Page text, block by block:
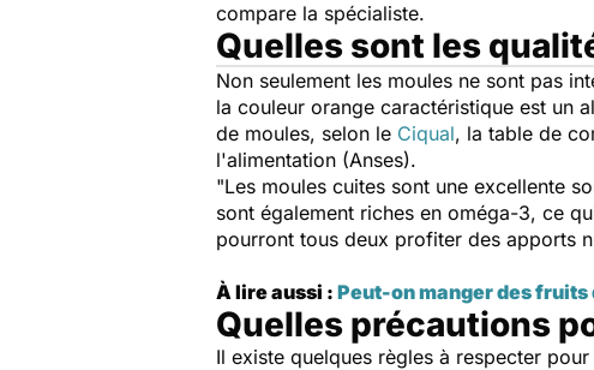
compare la spécialiste.
Quelles sont les
Non seulement les moules ne sont pas
la couleur orange caractéristique est un
de moules, selon le Ciqual, la table de
l'alimentation (Anses).
"Les moules cuites sont une excellente
sont également riches en oméga-3, ce
pourront tous deux profiter des apports
À lire aussi : Peut-on manger des fruits
Quelles précautions
Il existe quelques règles à respecter